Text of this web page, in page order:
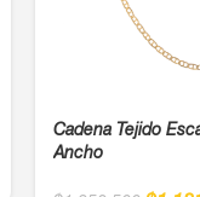
Cadena Tejido
Ancho